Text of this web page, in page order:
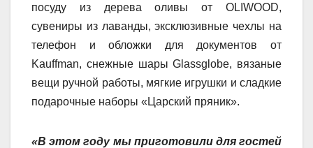
посуду из дерева оливы от OLIWOOD,
сувениры из лаванды, эксклюзивные чехлы на
телефон и обложки для документов от
Kauffman, снежные шары Glassglobe, вязаные
вещи ручной работы, мягкие игрушки и сладкие
подарочные наборы «Царский пряник».
«В этом году мы приготовили для гостей